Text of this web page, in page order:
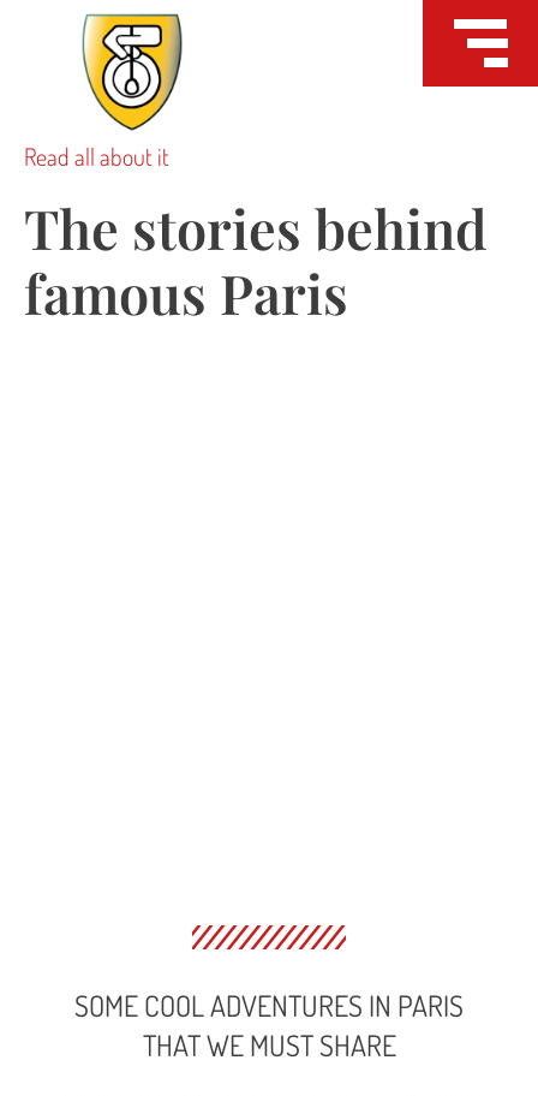
Read all about it
The stories behind
famous Paris
SOME COOL ADVENTURES IN PARIS
THAT WE MUST SHARE